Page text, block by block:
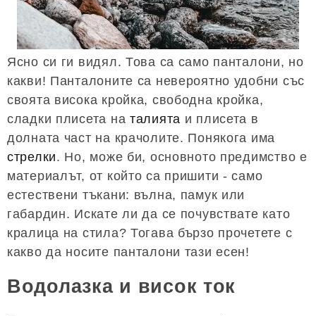
Ясно си ги видял. Това са само панталони, но
какви! Панталоните са невероятно удобни със
своята висока кройка, свободна кройка,
сладки плисета на талията и плисета в
долната част на крачолите. Понякога има
стрелки. Но, може би, основното предимство е
материалът, от който са пришити - само
естествени тъкани: вълна, памук или
габардин. Искате ли да се почувствате като
кралица на стила? Тогава бързо прочетете с
какво да носите панталони тази есен!
Водолазка и висок ток